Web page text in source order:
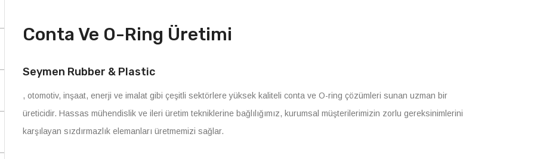
Conta Ve O-Ring Üretimi
Seymen Rubber & Plastic
, otomotiv, inşaat, enerji ve imalat gibi çeşitli sektörlere yüksek kaliteli conta ve O-ring çözümleri sunan uzman bir
üreticidir. Hassas mühendislik ve ileri üretim tekniklerine bağlılığımız, kurumsal müşterilerimizin zorlu gereksinimlerini
karşılayan sızdırmazlık elemanları üretmemizi sağlar.